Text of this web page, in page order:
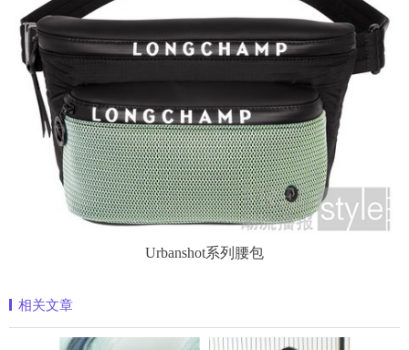
Urbanshot系列腰包
相关文章